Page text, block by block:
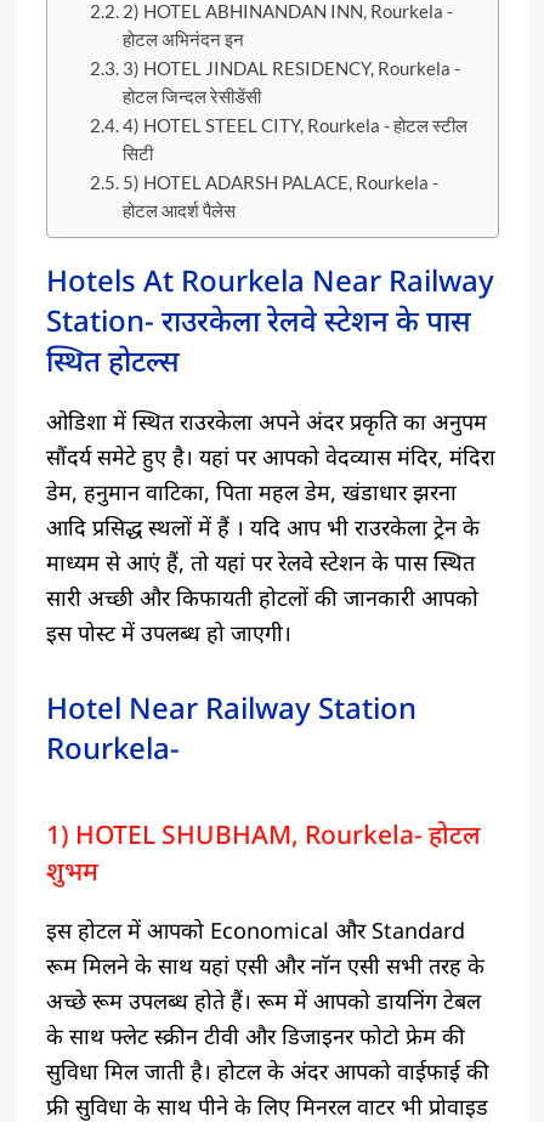
2) HOTEL ABHINANDAN INN, Rourkela -
होटल अभिनंदन इन
3) HOTEL JINDAL RESIDENCY, Rourkela -
होटल जिन्दल रेसीडेंसी
4) HOTEL STEEL CITY, Rourkela - होटल स्टील
सिटी
5) HOTEL ADARSH PALACE, Rourkela -
होटल आदर्श पैलेस
Hotels At Rourkela Near Railway
Station- राउरकेला रेलवे स्टेशन के पास
स्थित होटल्स
ओडिशा में स्थित राउरकेला अपने अंदर प्रकृति का अनुपम
सौंदर्य समेटे हुए है। यहां पर आपको वेदव्यास मंदिर, मंदिरा
डेम, हनुमान वाटिका, पिता महल डेम, खंडाधार झरना
आदि प्रसिद्ध स्थलों में हैं । यदि आप भी राउरकेला ट्रेन के
माध्यम से आएं हैं, तो यहां पर रेलवे स्टेशन के पास स्थित
सारी अच्छी और किफायती होटलों की जानकारी आपको
इस पोस्ट में उपलब्ध हो जाएगी।
Hotel Near Railway Station
Rourkela-
1) HOTEL SHUBHAM, Rourkela- होटल
शुभम
इस होटल में आपको Economical और Standard
रूम मिलने के साथ यहां एसी और नाॅन एसी सभी तरह के
अच्छे रूम उपलब्ध होते हैं। रूम में आपको डायनिंग टेबल
के साथ फ्लेट स्क्रीन टीवी और डिजाइनर फोटो फ्रेम की
सुविधा मिल जाती है। होटल के अंदर आपको वाईफाई की
फ्री सुविधा के साथ पीने के लिए मिनरल वाटर भी प्रोवाइड